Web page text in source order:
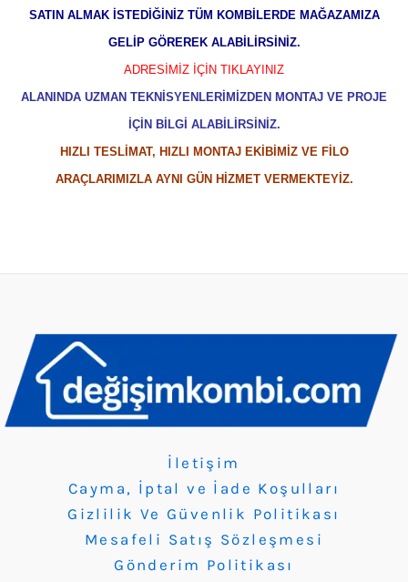
SATIN ALMAK İSTEDİĞİNİZ TÜM KOMBİLERDE MAĞAZAMIZA
GELİP GÖREREK ALABİLİRSİNİZ.
ADRESİMİZ İÇİN TIKLAYINIZ
ALANINDA UZMAN TEKNİSYENLERİMİZDEN MONTAJ VE PROJE
İÇİN BİLGİ ALABİLİRSİNİZ.
HIZLI TESLİMAT, HIZLI MONTAJ EKİBİMİZ VE FİLO
ARAÇLARIMIZLA AYNI GÜN HİZMET VERMEKTEYİZ.
İletişim
Cayma, İptal ve İade Koşulları
Gizlilik Ve Güvenlik Politikası
Mesafeli Satış Sözleşmesi
Gönderim Politikası